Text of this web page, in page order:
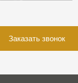
Заказать звонок